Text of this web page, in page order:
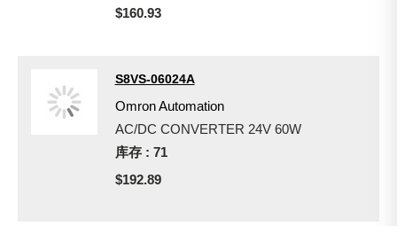
$160.93
S8VS-06024A
Omron Automation
AC/DC CONVERTER 24V 60W
库存 : 71
$192.89